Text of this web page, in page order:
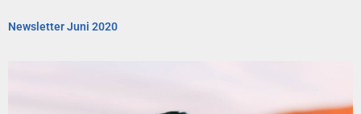
Newsletter Juni 2020